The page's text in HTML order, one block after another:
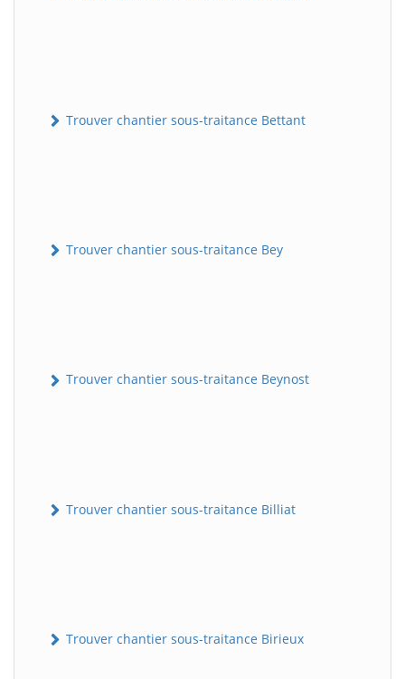
Trouver chantier sous-traitance Bettant
Trouver chantier sous-traitance Bey
Trouver chantier sous-traitance Beynost
Trouver chantier sous-traitance Billiat
Trouver chantier sous-traitance Birieux